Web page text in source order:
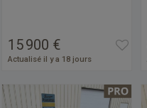
15 900 €
Actualisé il y a 18 jours